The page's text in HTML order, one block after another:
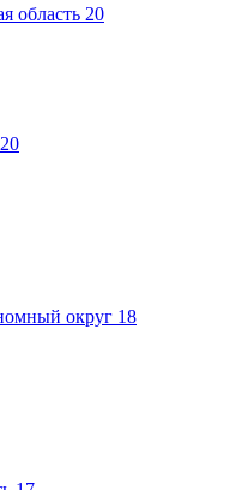
область 20
20
округ 18